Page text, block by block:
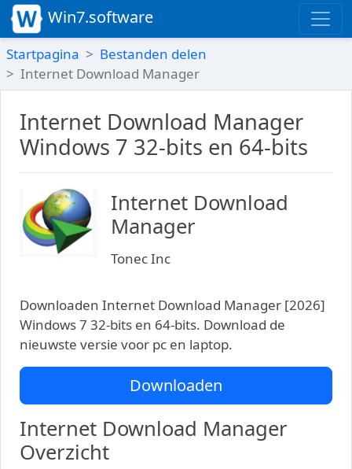
Win7.software
Startpagina
Bestanden delen
Internet Download Manager
Internet Download Manager
Windows 7 32-bits en 64-bits
Internet Download
Manager
Tonec Inc
Downloaden Internet Download Manager [2026]
Windows 7 32-bits en 64-bits. Download de
nieuwste versie voor pc en laptop.
Downloaden
Internet Download Manager
Overzicht